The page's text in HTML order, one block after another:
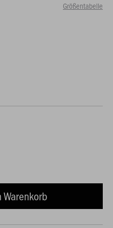
Größentabelle
Warenkorb